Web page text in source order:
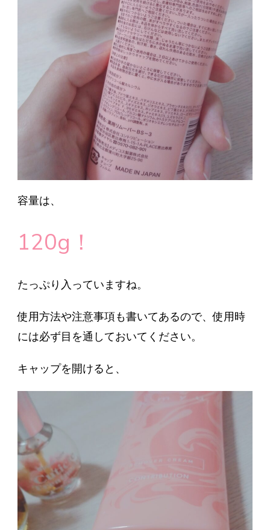
容量は、
120g！
たっぷり入っていますね。
使用方法や注意事項も書いてあるので、使用時
には必ず目を通しておいてください。
キャップを開けると、